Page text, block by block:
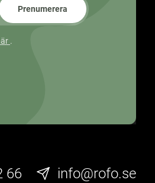
Prenumerera
.
66 info@rofo.se